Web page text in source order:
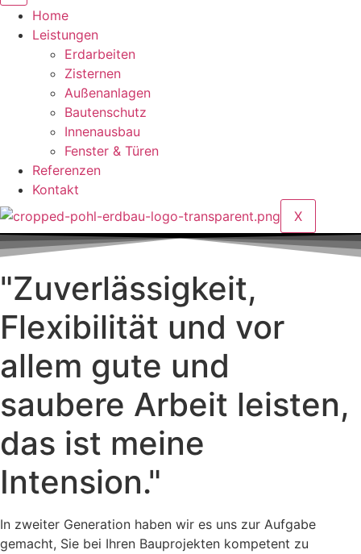
Home
Leistungen
Erdarbeiten
Zisternen
Außenanlagen
Bautenschutz
Innenausbau
Fenster & Türen
Referenzen
Kontakt
X
"Zuverlässigkeit,
Flexibilität und vor
allem gute und
saubere Arbeit leisten,
das ist meine
Intension."
In zweiter Generation haben wir es uns zur Aufgabe
gemacht, Sie bei Ihren Bauprojekten kompetent zu